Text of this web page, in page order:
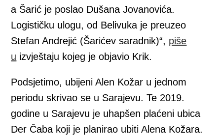
a Šarić je poslao Dušana Jovanovića.
Logističku ulogu, od Belivuka je preuzeo
Stefan Andrejić (Šarićev saradnik)“, piše
u izvještaju kojeg je objavio Krik.
Podsjetimo, ubijeni Alen Kožar u jednom
periodu skrivao se u Sarajevu. Te 2019.
godine u Sarajevu je uhapšen plaćeni ubica
Der Čaba koji je planirao ubiti Alena Kožara.